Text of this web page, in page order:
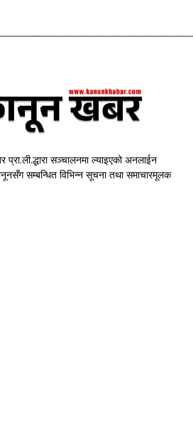
सञ्चालनमा ल्याइएको अनलाईन
सम्बन्धित विभिन्न सूचना तथा समाचारमूलक